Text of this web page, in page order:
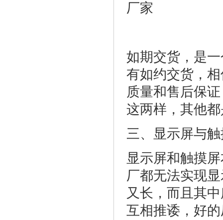
厂家
如期交货，是
有如约交货，
质量和售后保
这两样，其他
三、显示屏与
显示屏和触摸
厂都无法实现
又长，而且其
互相推诿，好